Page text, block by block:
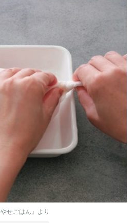
せごはん』より